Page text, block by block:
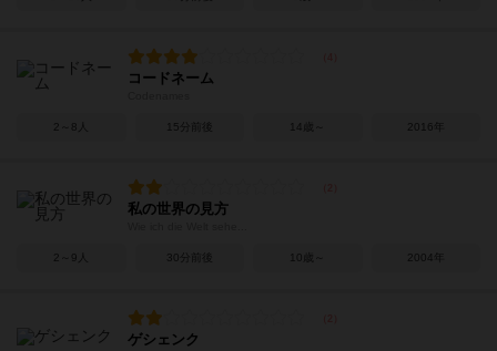
コードネーム
2～8人 15分前後 14歳～ 2016年
私の世界の見方
2～9人 30分前後 10歳～ 2004年
ゲシェンク